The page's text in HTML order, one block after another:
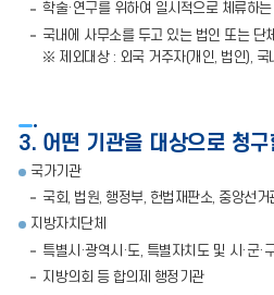
학술·연구를 위하여 일시적으로 체류하
국내에 사무소를 두고 있는 법인 또는 단체
※ 제외대상 : 외국 거주자(개인, 법인), 국
3. 어떤 기관을 대상으로 청
국가기관
국회, 법원, 행정부, 헌법재판소, 중앙선거
지방자치단체
특별시·광역시·도, 특별자치도 및 시·군·
지방의회 등 합의제 행정기관